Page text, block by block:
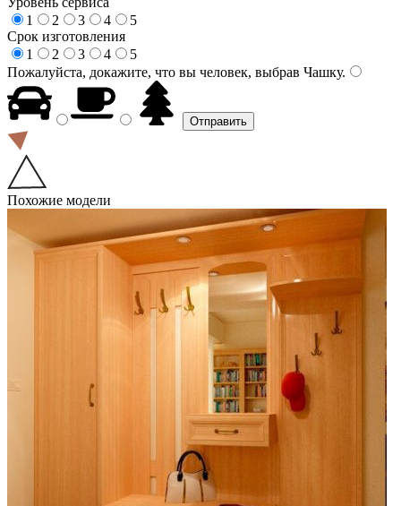
1
2 3 4
5
Срок изготовления
1
2 3 4
5
Пожалуйста, докажите, что вы человек, выбрав Чашку.
Похожие модели